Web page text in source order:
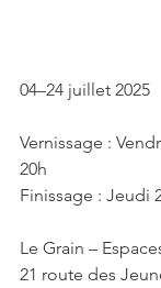
04–24 juillet 2025
Vernissage :
20h
Finissage : Jeudi
Le Grain –
21 route des